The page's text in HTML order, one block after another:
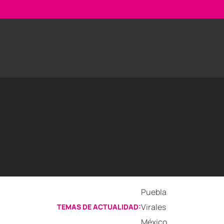
TEMAS DE ACTUALIDAD:
Puebla
Virales
México